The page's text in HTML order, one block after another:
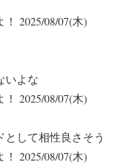
2025/08/07(木)
いよな
2025/08/07(木)
して相性良さそう
2025/08/07(木)